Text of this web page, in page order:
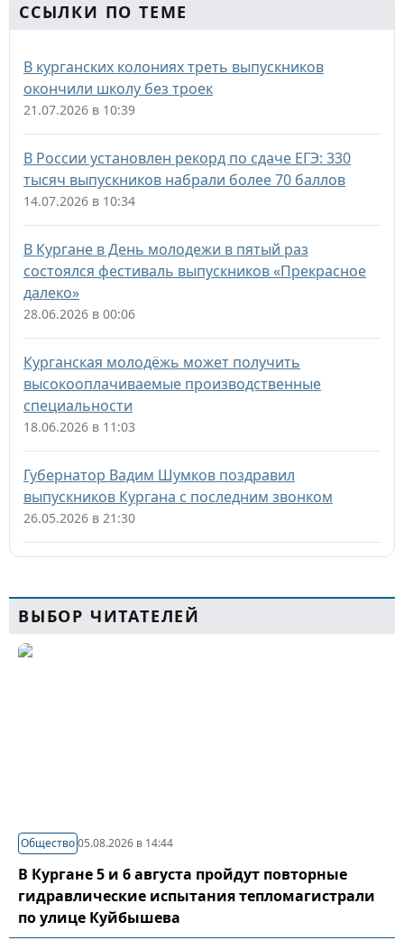
ССЫЛКИ ПО ТЕМЕ
В курганских колониях треть выпускников
окончили школу без троек
21.07.2026 в 10:39
В России установлен рекорд по сдаче ЕГЭ: 330
тысяч выпускников набрали более 70 баллов
14.07.2026 в 10:34
В Кургане в День молодежи в пятый раз
состоялся фестиваль выпускников «Прекрасное
далеко»
28.06.2026 в 00:06
Курганская молодёжь может получить
высокооплачиваемые производственные
специальности
18.06.2026 в 11:03
Губернатор Вадим Шумков поздравил
выпускников Кургана с последним звонком
26.05.2026 в 21:30
ВЫБОР ЧИТАТЕЛЕЙ
Общество05.08.2026 в 14:44
В Кургане 5 и 6 августа пройдут повторные
гидравлические испытания тепломагистрали
по улице Куйбышева